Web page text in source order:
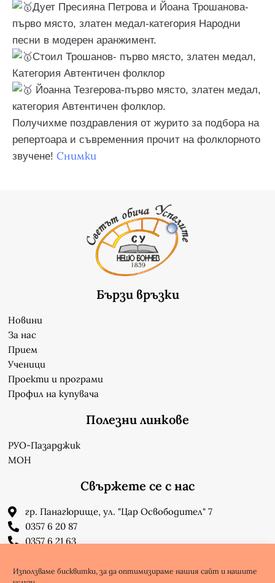
Използваме бисквитки, за да оптимизираме нашия сайт и нашите
Дует Пресияна Петрова и Йоана Трошанова-
първо място, златен медал-категория Народни
песни в модерен аранжимент.
Стоил Трошанов- първо място, златен медал,
Категория Автентичен фолклор
Йоанна Тезгерова-първо място, златен медал,
категория Автентичен фолклор.
Получихме поздравления от журито за подбора на
репертоара и съвременния прочит на фолклорното
звучене! Снимки
Бързи връзки
Новини
За нас
Прием
Ученици
Проекти и програми
Профил на купувача
Полезни линкове
РУО-Пазарджик
МОН
Свържете се с нас
гр. Панагюрище, ул. "Цар Освободител" 7
0357 6 20 87
0357 6 21 63
info-1302623@edu.mon.bg